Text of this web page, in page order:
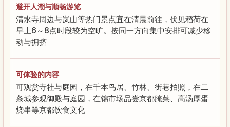
避开人潮与顺畅游览
清水寺周边与岚山等热门景点宜在清晨前往，伏见稻荷在
早上6～8点时段较为空旷。按同一方向集中安排可减少移
动与拥挤
可体验的内容
可观赏寺社与庭园，在千本鸟居、竹林、街巷拍照，在二
条城参观御殿与庭园，在锦市场品尝京都腌菜、高汤厚蛋
烧串等京都饮食文化